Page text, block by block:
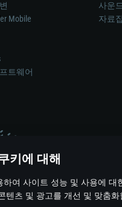
키에 대해
하여 사이트 성능 및 사용에 대
텐츠 및 광고를 개선 및 맞춤화
Mobile
트웨어
사운
자료집
어떠한 현실의 무기나 차량을
Gaijin Games Kft. All